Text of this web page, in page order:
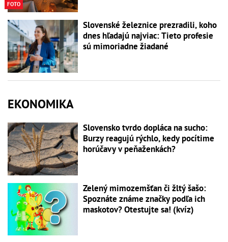
FOTO
Slovenské železnice prezradili, koho
dnes hľadajú najviac: Tieto profesie
sú mimoriadne žiadané
EKONOMIKA
Slovensko tvrdo dopláca na sucho:
Burzy reagujú rýchlo, kedy pocítime
horúčavy v peňaženkách?
Zelený mimozemšťan či žltý šašo:
Spoznáte známe značky podľa ich
maskotov? Otestujte sa! (kvíz)